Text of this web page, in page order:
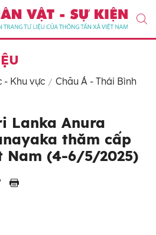
- Khu vực
Châu Á - Thái Bình
Lanka Anura
thăm cấp
Nam (4-6/5/2025)